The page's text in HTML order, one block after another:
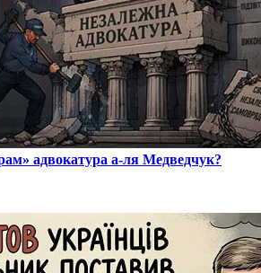
адвокатура а-ля Медведчук?